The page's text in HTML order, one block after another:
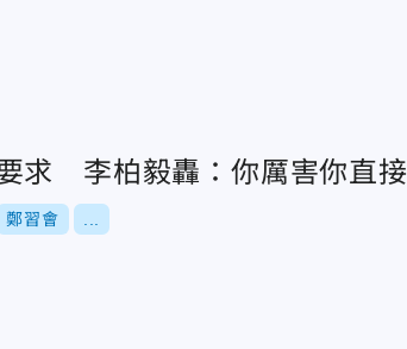
求 李柏毅轟：你厲害你直
鄭習會